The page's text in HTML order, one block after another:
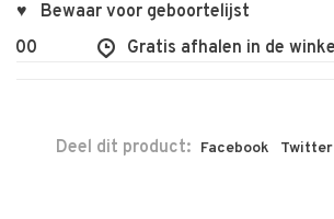
♥ Bewaar voor geboortelijst
Gratis afhalen in de winkel
Deel dit product: Facebook Twitter